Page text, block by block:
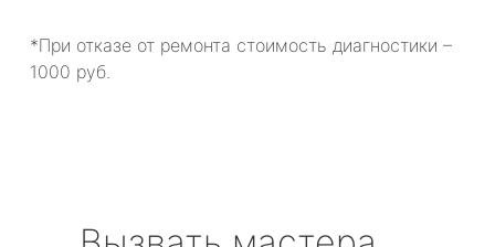
*При отказе от ремонта стоимость диагностики –
1000 руб.